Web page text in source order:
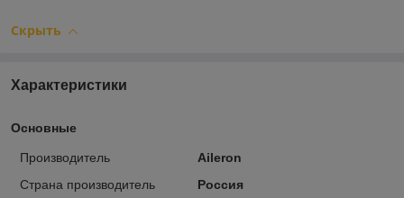
Скрыть
Характеристики
Основные
Производитель
Aileron
Страна производитель
Россия